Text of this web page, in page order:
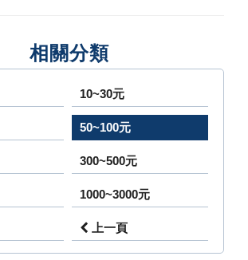
相關分類
10~30元
50~100元
300~500元
1000~3000元
上一頁